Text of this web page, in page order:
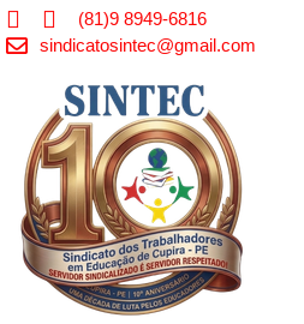
(81)9 8949-6816
sindicatosintec@gmail.com